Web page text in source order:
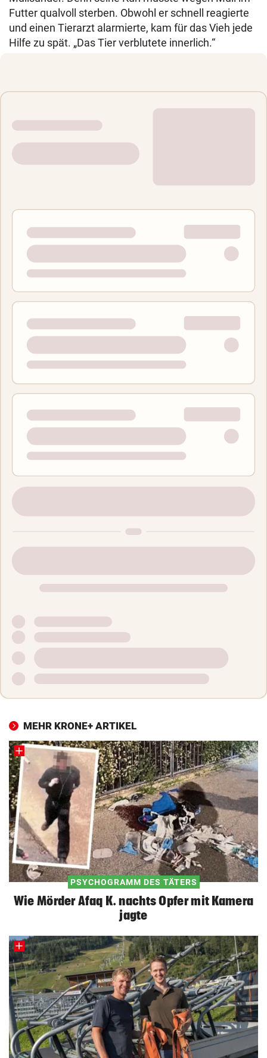
Futter qualvoll sterben. Obwohl er schnell reagierte
und einen Tierarzt alarmierte, kam für das Vieh jede
Hilfe zu spät. „Das Tier verblutete innerlich.“
MEHR KRONE+ ARTIKEL
PSYCHOGRAMM DES TÄTERS
Wie Mörder Afaq K. nachts Opfer mit Kamera
jagte